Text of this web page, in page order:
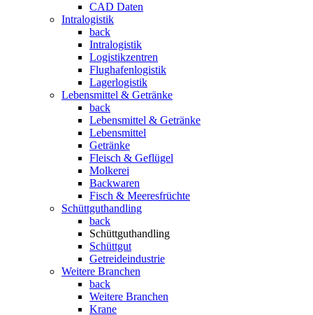
CAD Daten
Intralogistik
back
Intralogistik
Logistikzentren
Flughafenlogistik
Lagerlogistik
Lebensmittel & Getränke
back
Lebensmittel & Getränke
Lebensmittel
Getränke
Fleisch & Geflügel
Molkerei
Backwaren
Fisch & Meeresfrüchte
Schüttguthandling
back
Schüttguthandling
Schüttgut
Getreideindustrie
Weitere Branchen
back
Weitere Branchen
Krane